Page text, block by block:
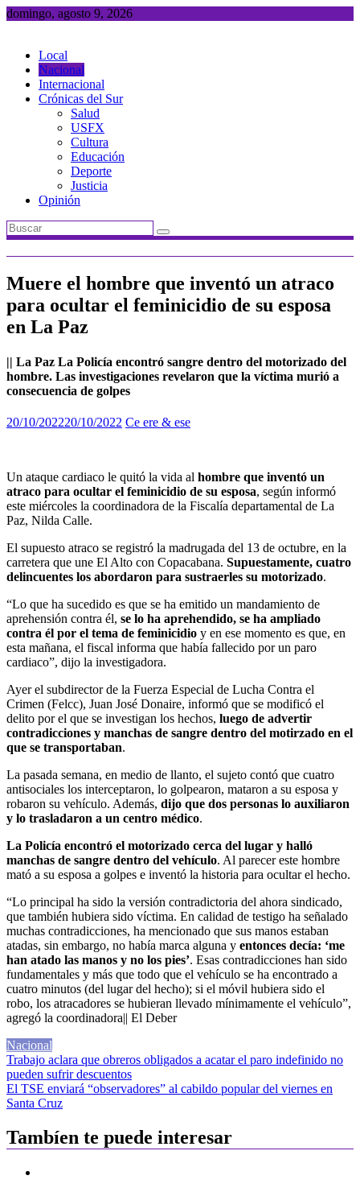
Saltar
domingo, agosto 9, 2026
Local
Nacional
Internacional
Crónicas del Sur
Salud
USFX
Cultura
Educación
Deporte
Justicia
Opinión
Muere el hombre que inventó un atraco
para ocultar el feminicidio de su esposa
en La Paz
|| La Paz La Policía encontró sangre dentro del motorizado del
hombre. Las investigaciones revelaron que la víctima murió a
consecuencia de golpes
20/10/202220/10/2022 Ce ere & ese
Un ataque cardiaco le quitó la vida al hombre que inventó un
atraco para ocultar el feminicidio de su esposa, según informó
este miércoles la coordinadora de la Fiscalía departamental de La
Paz, Nilda Calle.
El supuesto atraco se registró la madrugada del 13 de octubre, en la
carretera que une El Alto con Copacabana. Supuestamente, cuatro
delincuentes los abordaron para sustraerles su motorizado.
“Lo que ha sucedido es que se ha emitido un mandamiento de
aprehensión contra él, se lo ha aprehendido, se ha ampliado
contra él por el tema de feminicidio y en ese momento es que, en
esta mañana, el fiscal informa que había fallecido por un paro
cardiaco”, dijo la investigadora.
Ayer el subdirector de la Fuerza Especial de Lucha Contra el
Crimen (Felcc), Juan José Donaire, informó que se modificó el
delito por el que se investigan los hechos, luego de advertir
contradicciones y manchas de sangre dentro del motirzado en el
que se transportaban.
La pasada semana, en medio de llanto, el sujeto contó que cuatro
antisociales los interceptaron, lo golpearon, mataron a su esposa y
robaron su vehículo. Además, dijo que dos personas lo auxiliaron
y lo trasladaron a un centro médico.
La Policía encontró el motorizado cerca del lugar y halló
manchas de sangre dentro del vehículo. Al parecer este hombre
mató a su esposa a golpes e inventó la historia para ocultar el hecho.
“Lo principal ha sido la versión contradictoria del ahora sindicado,
que también hubiera sido víctima. En calidad de testigo ha señalado
muchas contradicciones, ha mencionado que sus manos estaban
atadas, sin embargo, no había marca alguna y entonces decía: ‘me
han atado las manos y no los pies’. Esas contradicciones han sido
fundamentales y más que todo que el vehículo se ha encontrado a
cuatro minutos (del lugar del hecho); si el móvil hubiera sido el
robo, los atracadores se hubieran llevado mínimamente el vehículo”,
agregó la coordinadora|| El Deber
Nacional
Navegación
de
entradas
Trabajo aclara que obreros obligados a acatar el paro indefinido no
pueden sufrir descuentos
El TSE enviará “observadores” al cabildo popular del viernes en
Santa Cruz
Tambíen te puede interesar